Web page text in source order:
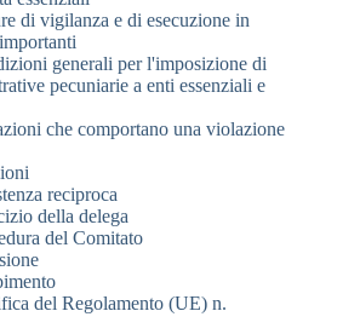
di vigilanza e di esecuzione in
generali per l'imposizione di
pecuniarie a enti essenziali e
che comportano una violazione
reciproca
della delega
del Comitato
del Regolamento (UE) n.